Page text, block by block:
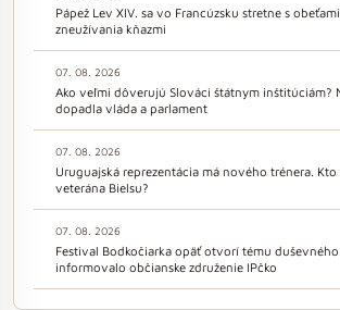
Pápež Lev XIV. sa vo Francúzsku stretne s
zneužívania kňazmi
07. 08. 2026
Ako veľmi dôverujú Slováci štátnym inštitúciám?
dopadla vláda a parlament
07. 08. 2026
Uruguajská reprezentácia má nového trénera. Kto
veterána Bielsu?
07. 08. 2026
Festival Bodkočiarka opäť otvorí tému duševného
informovalo občianske združenie IPčko